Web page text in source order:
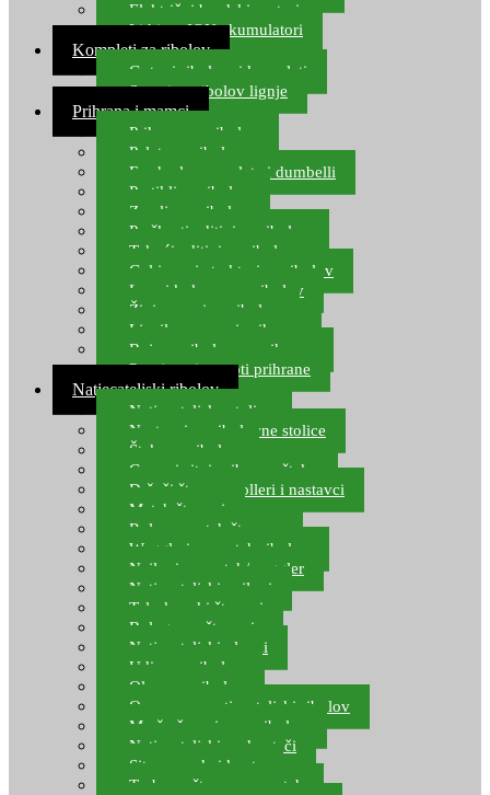
Električni brodski motori
Lithium ION akumulatori
Kompleti za ribolov
Gotovi ribolovni kompleti
Setovi za ribolov lignje
Prihrana i mamci
Prihrana za ribolov
Pelete za ribolov
Feeder lovne pelete i dumbelli
Partikli za ribolov
Zemlja za ribolov
Praškasti aditivi za ribolov
Tekući aditivi za ribolov
Gel i sprej atraktori za ribolov
Lovni kukuruz za ribolov
Živi mamci za ribolov
Ljepilo za crve i prihranu
Boje za ribolovnu prihranu
Provjereni recepti prihrane
Natjecateljski ribolov
Natjecateljske stolice
Nastavci za ribolovne stolice
Šteke za ribolov
Gume i sitni pribor za šteku
Držači štapova rolleri i nastavci
Match štapovi
Role za match štapove
Waggleri za match ribolov
Najloni za match/waggler
Natjecateljski najloni
Teleskopski štapovi
Bolognese štapovi
Natjecateljski plovci
Udice za ribolov
Olovo za ribolov
Oprema za natjecateljski ribolov
Mreže čuvarice za ribolov
Natjecateljski podmetači
Sito, posude i kante
Torbe za štapove – match